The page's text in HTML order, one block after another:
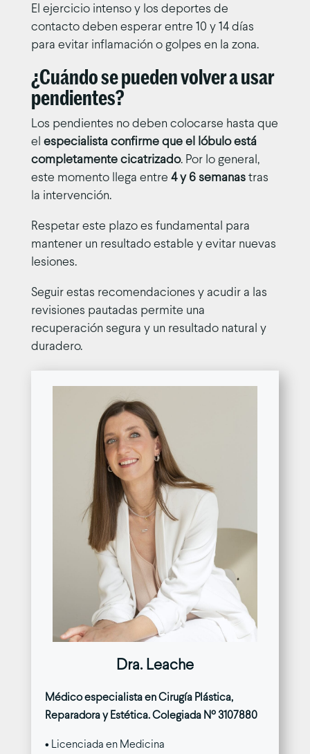
El ejercicio intenso y los deportes de
contacto deben esperar entre 10 y 14 días
para evitar inflamación o golpes en la zona.
¿Cuándo se pueden volver a usar
pendientes?
Los pendientes no deben colocarse hasta que
el especialista confirme que el lóbulo está
completamente cicatrizado. Por lo general,
este momento llega entre 4 y 6 semanastras
la intervención.
Respetar este plazo es fundamental para
mantener un resultado estable y evitar nuevas
lesiones.
Seguir estas recomendaciones y acudir a las
revisiones pautadas permite una
recuperación segura y un resultado natural y
duradero.
Dra. Leache
Médico especialista en Cirugía Plástica,
Reparadora y Estética. Colegiada Nº 3107880
• Licenciada en Medicina